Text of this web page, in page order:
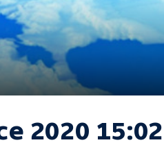
2020 15:02